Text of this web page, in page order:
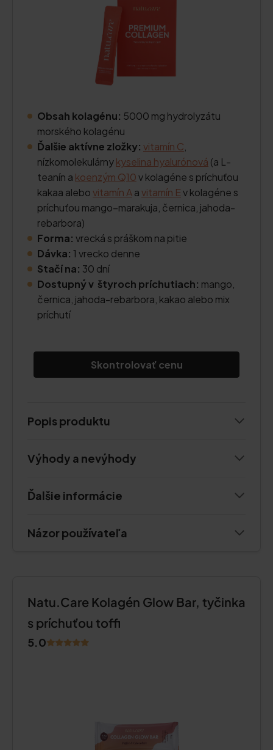
Obsah kolagénu: 5000 mg hydrolyzátu
morského kolagénu
Ďalšie aktívne zložky: vitamín C
nízkomolekulárnykyselina hyalurónová (a L-
teanín a koenzým Q10v kolagéne s príchuťou
kakaa alebovitamín Aavitamín Ev kolagéne s
príchuťou mango–marakuja, černica, jahoda-
rebarbora)
Forma: vrecká s práškom na pitie
Dávka: 1 vrecko denne
Stačí na: 30 dní
Dostupný v štyroch príchutiach: mango,
černica, jahoda-rebarbora, kakao alebo mix
príchutí
Skontrolovať cenu
Popis produktu
Výhody a nevýhody
Ďalšie informácie
Názor používateľa
Natu.Care Kolagén Glow Bar, tyčinka
s príchuťou toffi
5.0